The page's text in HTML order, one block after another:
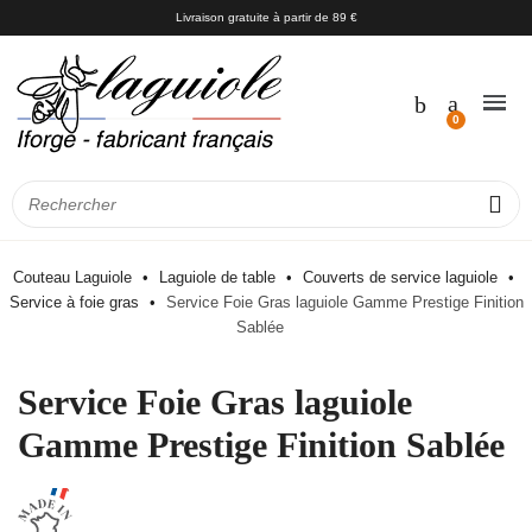
Livraison gratuite à partir de 89 €
Couteau Laguiole Laguiole de table
Couverts de service laguiole
Service à foie gras
Service Foie Gras laguiole Gamme Prestige Finition
Sablée
Service Foie Gras laguiole
Gamme Prestige Finition Sablée